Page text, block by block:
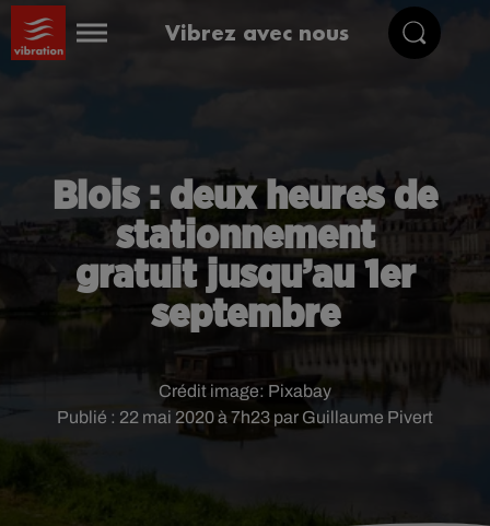
Vibrez avec nous
Blois : deux heures de
stationnement
gratuit jusqu’au 1er
septembre
Publié : 22 mai 2020 à 7h23 par Guillaume Pivert
Crédit image: Pixabay